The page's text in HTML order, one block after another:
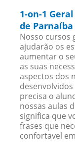
1-on-1
de Parnaíba
Nosso cursos
ajudarão os
aumentar o
as suas
aspectos dos
precisa o
nossas aulas
significa que
frases que
confortavel